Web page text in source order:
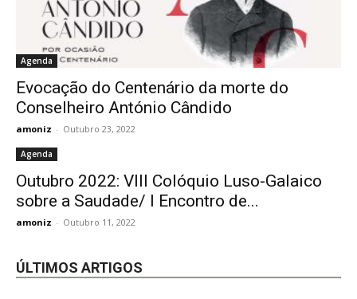
Agenda
Evocação do Centenário da morte do
Conselheiro António Cândido
amoniz - Outubro 23, 2022
Agenda
Outubro 2022: VIII Colóquio Luso-Galaico
sobre a Saudade/ I Encontro de...
amoniz - Outubro 11, 2022
ÚLTIMOS ARTIGOS